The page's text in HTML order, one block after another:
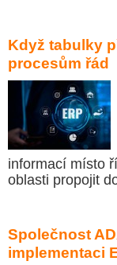
Když tabulky
procesům řád
informací místo
oblasti propojit
Společnost
implementaci